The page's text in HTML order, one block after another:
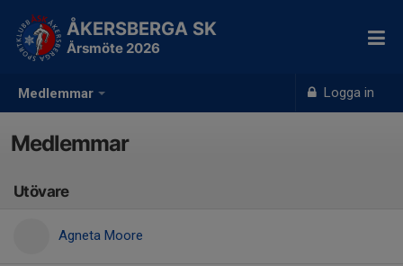
Medlemmar Logga in
ÅKERSBERGA SK
Årsmöte 2026
Medlemmar
Utövare
Agneta Moore